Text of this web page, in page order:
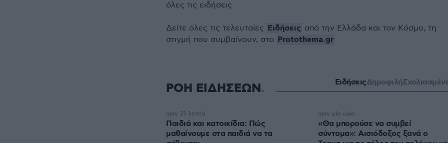
όλες τις ειδήσεις
Δείτε όλες τις τελευταίες Ειδήσεις από την Ελλάδα και τον Κόσμο, τη
στιγμή που συμβαίνουν, στο Protothema.gr
ΡΟΗ ΕΙΔΗΣΕΩΝ ΕιδήσειςΔημοφιλή
Παιδιά και κατοικίδια: Πώς
μαθαίνουμε στα παιδιά να τα
πριν 21 λεπτά
«Θα μπορούσε να συμβεί
σύντομα»: Αισιόδοξος ξανά ο
πριν μία ώρα